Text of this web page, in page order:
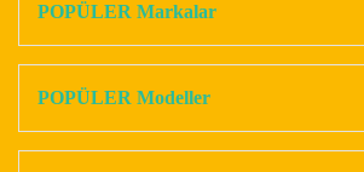
Ürün açıklamasında eksik bilgiler bulunuyor.
POPÜLER Markalar
POPÜLER Modeller